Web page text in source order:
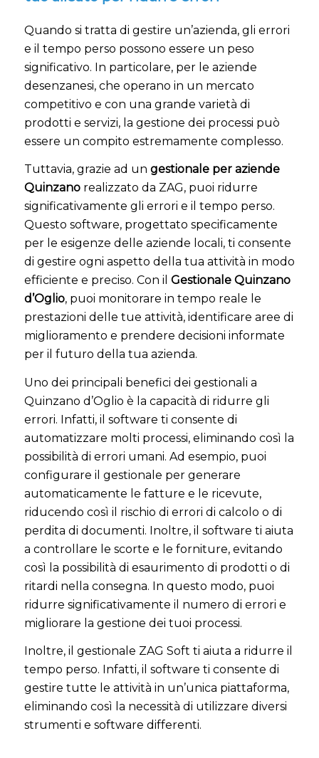
Quando si tratta di gestire un’azienda, gli errori
e il tempo perso possono essere un peso
significativo. In particolare, per le aziende
desenzanesi, che operano in un mercato
competitivo e con una grande varietà di
prodotti e servizi, la gestione dei processi può
essere un compito estremamente complesso.
Tuttavia, grazie ad un gestionale per aziende
Quinzano realizzato da ZAG, puoi ridurre
significativamente gli errori e il tempo perso.
Questo software, progettato specificamente
per le esigenze delle aziende locali, ti consente
di gestire ogni aspetto della tua attività in modo
efficiente e preciso. Con il Gestionale Quinzano
d’Oglio, puoi monitorare in tempo reale le
prestazioni delle tue attività, identificare aree di
miglioramento e prendere decisioni informate
per il futuro della tua azienda.
Uno dei principali benefici dei gestionali a
Quinzano d’Oglio è la capacità di ridurre gli
errori. Infatti, il software ti consente di
automatizzare molti processi, eliminando così la
possibilità di errori umani. Ad esempio, puoi
configurare il gestionale per generare
automaticamente le fatture e le ricevute,
riducendo così il rischio di errori di calcolo o di
perdita di documenti. Inoltre, il software ti aiuta
a controllare le scorte e le forniture, evitando
così la possibilità di esaurimento di prodotti o di
ritardi nella consegna. In questo modo, puoi
ridurre significativamente il numero di errori e
migliorare la gestione dei tuoi processi.
Inoltre, il gestionale ZAG Soft ti aiuta a ridurre il
tempo perso. Infatti, il software ti consente di
gestire tutte le attività in un’unica piattaforma,
eliminando così la necessità di utilizzare diversi
strumenti e software differenti.